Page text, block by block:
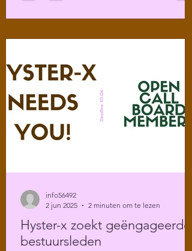
Hyster-x zoekt geëngageerde
bestuursleden
info56492
2 jun 2025
2 minuten om te lezen